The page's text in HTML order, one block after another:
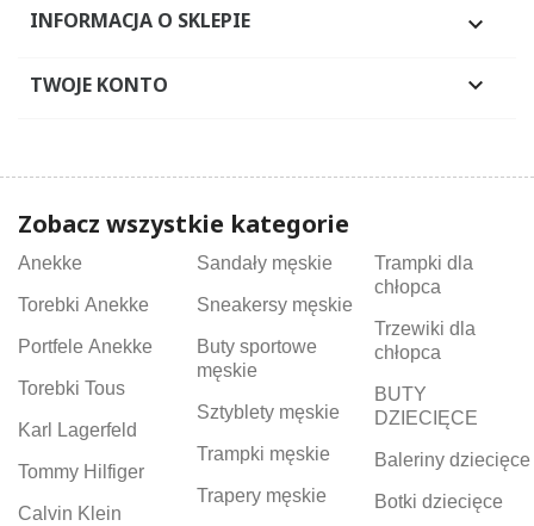
INFORMACJA O SKLEPIE 
TWOJE KONTO 
Zobacz wszystkie kategorie
Anekke
Torebki Anekke
Portfele Anekke
Torebki Tous
Karl Lagerfeld
Tommy Hilfiger
Calvin Klein
Sandały męskie
Sneakersy męskie
Buty sportowe
męskie
Sztyblety męskie
Trampki męskie
Trapery męskie
Trampki dla
chłopca
Trzewiki dla
chłopca
BUTY
DZIECIĘCE
Baleriny dziecięce
Botki dziecięce